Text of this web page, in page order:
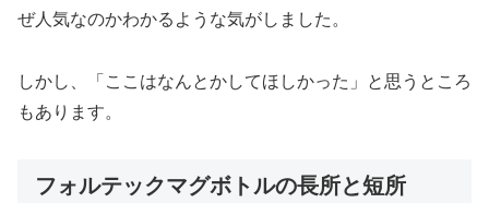
ぜ人気なのかわかるような気がしました。
しかし、「ここはなんとかしてほしかった」と思うところ
もあります。
フォルテックマグボトルの長所と短所